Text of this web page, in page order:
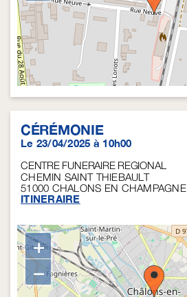
CÉRÉMONIE
Le 23/04/2025 à 10h00
CENTRE FUNERAIRE REGIONAL
CHEMIN SAINT THIEBAULT
51000 CHALONS EN CHAMPAGNE
ITINERAIRE
+
−